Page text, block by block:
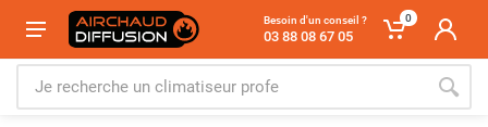
Besoin d'un conseil ?
03 88 08 67 05
0